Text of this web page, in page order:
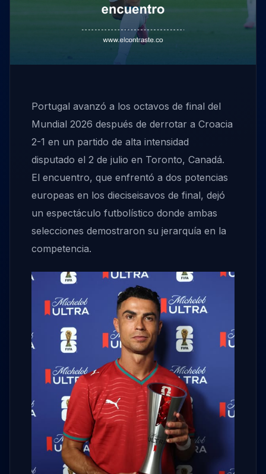
Portugal avanzó a los octavos de final del
Mundial 2026 después de derrotar a Croacia
2-1 en un partido de alta intensidad
disputado el 2 de julio en Toronto, Canadá.
El encuentro, que enfrentó a dos potencias
europeas en los dieciseisavos de final, dejó
un espectáculo futbolístico donde ambas
selecciones demostraron su jerarquía en la
competencia.